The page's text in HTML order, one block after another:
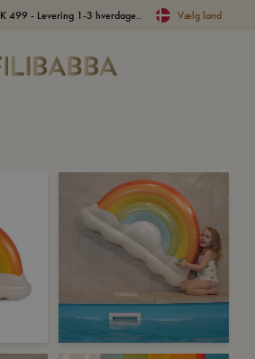
499 - Levering 1-3 hverdage.. Vælg land